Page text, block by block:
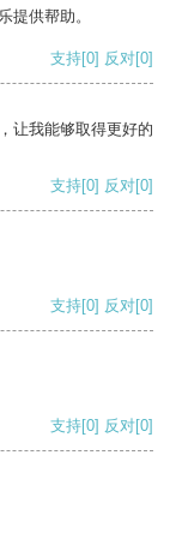
提供帮助。
支持[0] 反对[0]
让我能够取得更好的
支持[0] 反对[0]
支持[0] 反对[0]
支持[0] 反对[0]